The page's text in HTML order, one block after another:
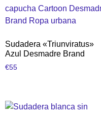
Sudadera «Triunviratus»
Azul Desmadre Brand
€55